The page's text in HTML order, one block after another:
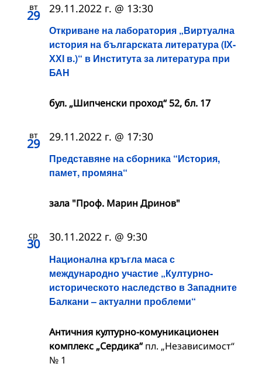
вт
29
Откриване на лаборатория „Виртуална
история на българската литература (ІХ-
ХХІ в.)“ в Института за литература при
БАН
29.11.2022 г. @ 13:30
бул. „Шипченски проход“ 52, бл. 17
вт
29
Представяне на сборника “История,
памет, промяна“
29.11.2022 г. @ 17:30
зала "Проф. Марин Дринов"
ср
30
Национална кръгла маса с
международно участие „Културно-
историческото наследство в Западните
Балкани – актуални проблеми“
30.11.2022 г. @ 9:30
Античния културно-комуникационен
комплекс „Сердика“пл. „Независимост“
№ 1